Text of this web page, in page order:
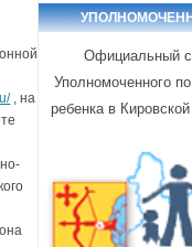
, на
Официальный
Уполномоченного
ребенка в